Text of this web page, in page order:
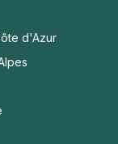
d'Azur